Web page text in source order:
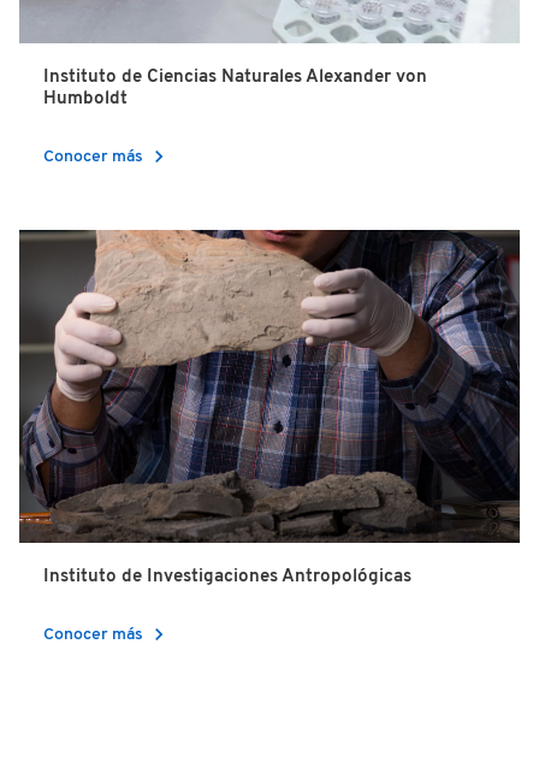
Instituto de Ciencias Naturales Alexander von
Humboldt
Conocer más chevron_right
Instituto de Investigaciones Antropológicas
Conocer más chevron_right